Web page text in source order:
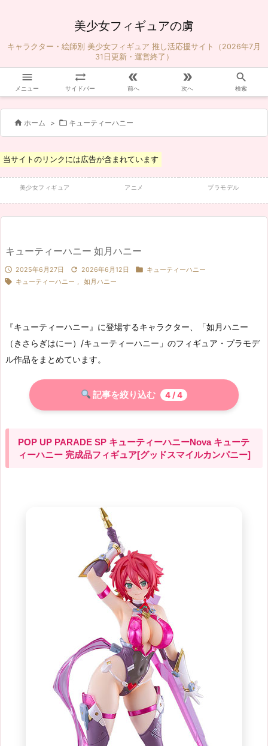
美少女フィギュアの虜
キャラクター・絵師別 美少女フィギュア 推し活応援サイト（2026年7月
31日更新・運営終了）

メニュー

サイドバー

前へ

次へ

検索
 ホーム >  キューティーハニー
当サイトのリンクには広告が含まれています
美少女フィギュア アニメ プラモデル
キューティーハニー 如月ハニー
 2025年6月27日  2026年6月12日  キューティーハニー
 キューティーハニー , 如月ハニー
『キューティーハニー』に登場するキャラクター、「如月ハニー
（きさらぎはにー）/キューティーハニー」のフィギュア・プラモデ
ル作品をまとめています。
記事を絞り込む 4 / 4
POP UP PARADE SP キューティーハニーNova キューテ
ィーハニー 完成品フィギュア[グッドスマイルカンパニー]